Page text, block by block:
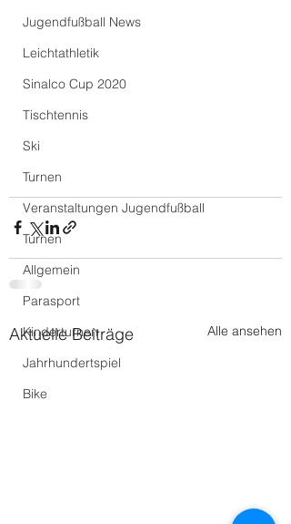
Jugendfußball News
Leichtathletik
Sinalco Cup 2020
Tischtennis
Ski
Turnen
Veranstaltungen Jugendfußball
Turnen
Allgemein
Parasport
Kinderturnen
Jahrhundertspiel
Bike
Aktuelle Beiträge Alle ansehen